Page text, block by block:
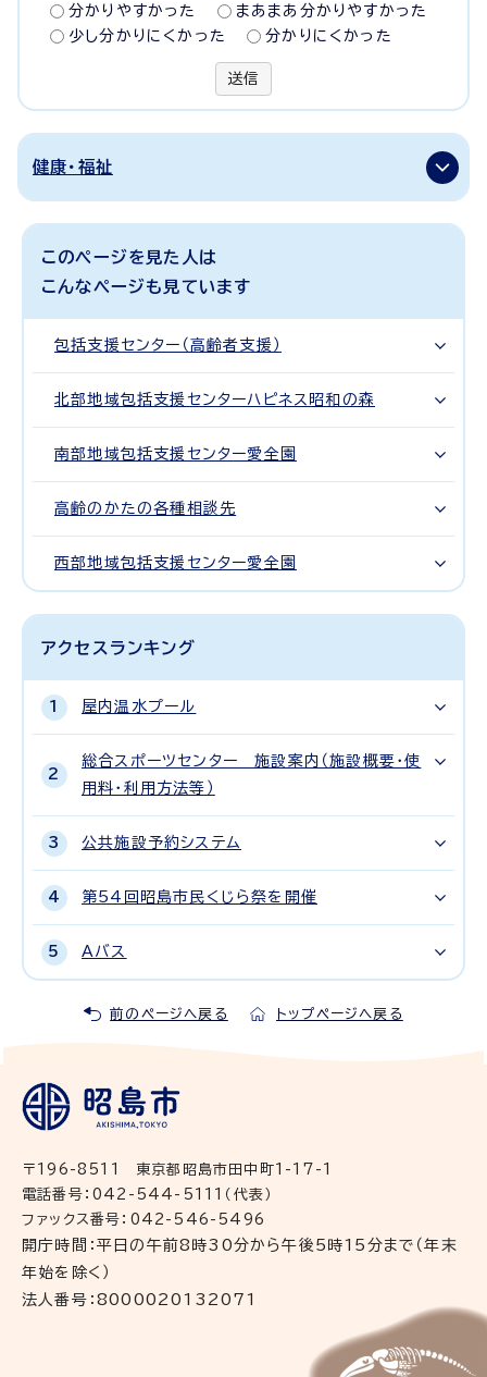
分かりやすかった
まあまあ分かりやすかった
少し分かりにくかった
分かりにくかった
送信
健康・福祉
このページを見た人は
こんなページも見ています
包括支援センター（高齢者支援）
北部地域包括支援センターハピネス昭和の森
南部地域包括支援センター愛全園
高齢のかたの各種相談先
西部地域包括支援センター愛全園
アクセスランキング
屋内温水プール
総合スポーツセンター 施設案内（施設概要・使
用料・利用方法等）
公共施設予約システム
第54回昭島市民くじら祭を開催
Aバス
前のページへ戻る トップページへ戻る
〒196-8511 東京都昭島市田中町1-17-1
電話番号：042-544-5111（代表）
ファックス番号：042-546-5496
開庁時間：平日の午前8時30分から午後5時15分まで（年末
年始を除く）
法人番号：8000020132071